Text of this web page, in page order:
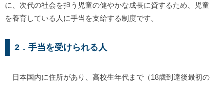
に、次代の社会を担う児童の健やかな成長に資するため、児童
を養育している人に手当を支給する制度です。
2．手当を受けられる人
日本国内に住所があり、高校生年代まで（18歳到達後最初の